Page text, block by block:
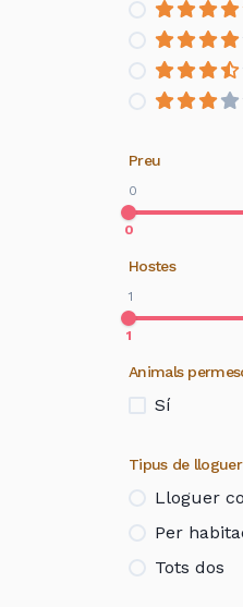
Preu
0
0
Hostes
1
1
Animals
Sí
Tipus de lloguer
Lloguer
Per
Tots dos